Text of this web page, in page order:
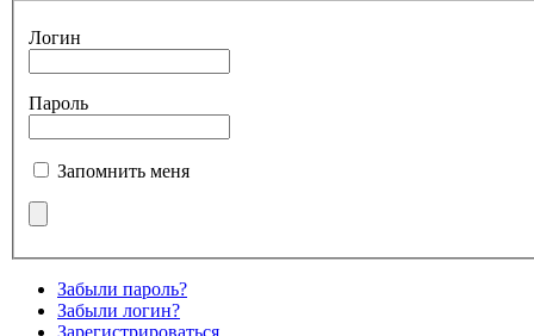
Логин
Пароль
Запомнить меня
Забыли пароль?
Забыли логин?
Зарегистрироваться